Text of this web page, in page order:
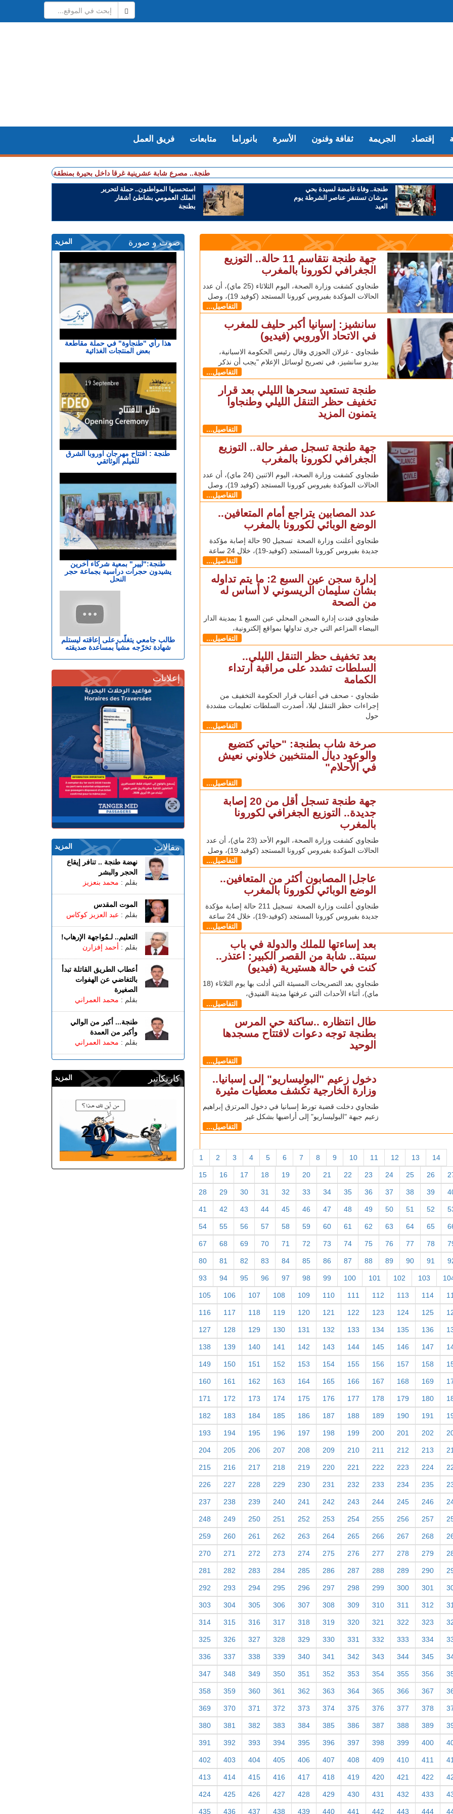
فريق العمل متابعات بانوراما الأسرة ثقافة وفنون الجريمة إقتصاد
+ طنجة.. مصرع شابة عشرينية غرقا داخل بحيرة بمنطقة الگوارت
استحسنها المواطنون.. حملة لتحرير
الملك العمومي بشاطئ أشقار
بطنجة
طنجة.. وفاة غامضة لسيدة بحي
مرشان تستنفر عناصر الشرطة يوم
العيد
جهة طنجة نتقاسم 11 حالة.. التوزيع
الجغرافي لكورونا بالمغرب
طنجاوي كشفت وزارة الصحة، اليوم الثلاثاء (25 ماي)، أن عدد
الحالات المؤكدة بفيروس كورونا المستجد (كوفيد 19)، وصل
التفاصيل...
سانشيز: إسبانيا أكبر حليف للمغرب
في الاتحاد الأوروبي (فيديو)
طنجاوي - غزلان الحوزي وقال رئيس الحكومة الاسبانية،
بيدرو سانشيز، في تصريح لوسائل الإعلام "يجب أن نذكر
التفاصيل...
طنجة تستعيد سحرها الليلي بعد قرار
تخفيف حظر التنقل الليلي وطنجاوا
يتمنون المزيد
التفاصيل...
جهة طنجة تسجل صفر حالة.. التوزيع
الجغرافي لكورونا بالمغرب
طنجاوي كشفت وزارة الصحة، اليوم الاثنين (24 ماي)، أن عدد
الحالات المؤكدة بفيروس كورونا المستجد (كوفيد 19)، وصل
التفاصيل...
عدد المصابين يتراجع أمام المتعافين..
الوضع الوبائي لكورونا بالمغرب
طنجاوي أعلنت وزارة الصحة تسجيل 90 حالة إصابة مؤكدة
جديدة بفيروس كورونا المستجد (كوفيد-19)، خلال 24 ساعة
التفاصيل...
إدارة سجن عين السبع 2: ما يتم تداوله
بشأن سليمان الريسوني لا أساس له
من الصحة
طنجاوي فندت إدارة السجن المحلي عين السبع 1 بمدينة الدار
البيضاء المزاعم التي جرى تداولها بمواقع إلكترونية،
التفاصيل...
بعد تخفيف حظر التنقل الليلي..
السلطات تشدد على مراقبة ارتداء
الكمامة
طنجاوي - صحف في أعقاب قرار الحكومة التخفيف من
إجراءات حظر التنقل ليلا، أصدرت السلطات تعليمات مشددة
حول
التفاصيل...
صرخة شاب بطنجة: "حياتي كتضيع
والوعود ديال المنتخبين خلاوني نعيش
في الأحلام"
التفاصيل...
جهة طنجة تسجل أقل من 20 إصابة
جديدة.. التوزيع الجغرافي لكورونا
بالمغرب
طنجاوي كشفت وزارة الصحة، اليوم الأحد (23 ماي)، أن عدد
الحالات المؤكدة بفيروس كورونا المستجد (كوفيد 19)، وصل
التفاصيل...
عاجل| المصابون أكثر من المتعافين..
الوضع الوبائي لكورونا بالمغرب
طنجاوي أعلنت وزارة الصحة تسجيل 211 حالة إصابة مؤكدة
جديدة بفيروس كورونا المستجد (كوفيد-19)، خلال 24 ساعة
التفاصيل...
بعد إساءتها للملك والدولة في باب
سبتة.. شابة من القصر الكبير: اعتذر..
كنت في حالة هستيرية (فيديو)
طنجاوي بعد التصريحات المسيئة التي أدلت بها يوم الثلاثاء (18
ماي)، أثناء الأحداث التي عرفتها مدينة الفنيدق،
التفاصيل...
طال انتظاره ..ساكنة حي المرس
بطنجة توجه دعوات لافتتاح مسجدها
الوحيد
التفاصيل...
دخول زعيم "البوليساريو" إلى إسبانيا..
وزارة الخارجية تكشف معطيات مثيرة
طنجاوي دخلت قضية تورط إسبانيا في دخول المرتزق إبراهيم
زعيم جبهة "البوليساريو" إلى أراضيها بشكل غير
التفاصيل...
1 2 3 4 5 6 7 8 9 10 11 12 13 14
15 16 17 18 19 20 21 22 23 24 25 26
28 29 30 31 32 33 34 35 36 37 38 39
41 42 43 44 45 46 47 48 49 50 51 52
54 55 56 57 58 59 60 61 62 63 64 65
67 68 69 70 71 72 73 74 75 76 77 78
80 81 82 83 84 85 86 87 88 89 90 91
93 94 95 96 97 98 99 100 101 102 103
105 106 107 108 109 110 111 112 113 114
116 117 118 119 120 121 122 123 124 125
127 128 129 130 131 132 133 134 135 136
138 139 140 141 142 143 144 145 146 147
149 150 151 152 153 154 155 156 157 158
160 161 162 163 164 165 166 167 168 169
171 172 173 174 175 176 177 178 179 180
182 183 184 185 186 187 188 189 190 191
193 194 195 196 197 198 199 200 201 202
204 205 206 207 208 209 210 211 212 213
215 216 217 218 219 220 221 222 223 224
226 227 228 229 230 231 232 233 234 235
237 238 239 240 241 242 243 244 245 246
248 249 250 251 252 253 254 255 256 257
259 260 261 262 263 264 265 266 267 268
270 271 272 273 274 275 276 277 278 279
281 282 283 284 285 286 287 288 289 290
292 293 294 295 296 297 298 299 300 301
303 304 305 306 307 308 309 310 311 312
314 315 316 317 318 319 320 321 322 323
325 326 327 328 329 330 331 332 333 334
336 337 338 339 340 341 342 343 344 345
347 348 349 350 351 352 353 354 355 356
358 359 360 361 362 363 364 365 366 367
369 370 371 372 373 374 375 376 377 378
380 381 382 383 384 385 386 387 388 389
391 392 393 394 395 396 397 398 399 400
402 403 404 405 406 407 408 409 410 411
413 414 415 416 417 418 419 420 421 422
424 425 426 427 428 429 430 431 432 433
435 436 437 438 439 440 441 442 443 444
المزيد صوت و صورة
هذا رأي "طنجاوة" في حملة مقاطعة
بعض المنتجات الغذائية
طنجة : افتتاح مهرجان اوروبا الشرق
للفيلم الوثائقي
طنجة:"ليير" بمعية شركاء آخرين
يشيدون حجرات دراسية بجماعة حجر
النحل
طالب جامعي يتغلّب على إعاقته ليستلم
شهادة تخرّجه مشياً بمساعدة صديقته
إعلانات
المزيد مقالات
نهضة طنجة .. تنافر إيقاع
الحجر والبشر
بقلم : محمد بنعزيز
الموت المقدس
بقلم : عبد العزيز كوكاس
التعليم.. لـمُواجهة الإرهاب!
بقلم : أحمد إفزارن
أعطاب الطريق القاتلة تبدأ
بالتغاضي عن الهفوات
الصغيرة
بقلم : محمد العمراني
طنجة... أكبر من الوالي
وأكبر من العمدة
بقلم : محمد العمراني
المزيد كاريكاتير